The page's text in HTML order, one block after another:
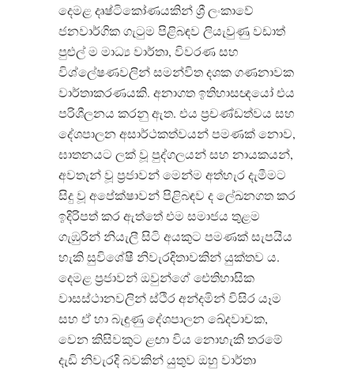
දෙමළ දෘෂ්ටිකෝණයකින් ශ්‍රී ලංකාවේ
ජනවාර්ගික ගැටුම පිළිබඳව ලියැවුණු වඩාත්
පුළුල් ම මාධ්‍ය වාර්තා, විවරණ සහ
විශ්ලේෂණවලින් සමන්විත දශක ගණනාවක
වාර්තාකරණයකි. අනාගත ඉතිහාසඥයෝ එය
පරිශීලනය කරනු ඇත. එය ප්‍රචණ්ඩත්වය සහ
දේශපාලන අසාර්ථකත්වයන් පමණක් නොව,
ඝාතනයට ලක් වූ පුද්ගලයන් සහ නායකයන්,
අවතැන් වූ ප්‍රජාවන් මෙන්ම අත්හැර දැමීමට
සිදු වූ අපේක්ෂාවන් පිළිබඳව ද ලේඛනගත කර
ඉදිරිපත් කර ඇත්තේ එම සමාජය තුළම
ගැඹුරින් නියැලී සිටි අයකුට පමණක් සැපයිය
හැකි සුවිශේෂී නිවැරදිතාවකින් යුක්තව ය.
දෙමළ ප්‍රජාවන් ඔවුන්ගේ ඓතිහාසික
වාසස්ථානවලින් ස්ථිර අන්දමින් විසිර යෑම
සහ ඒ හා බැඳුණු දේශපාලන ඛේදවාචක,
වෙන කිසිවකුට ළඟා විය නොහැකි තරමේ
දැඩි නිවැරදි බවකින් යුතුව ඔහු වාර්තා